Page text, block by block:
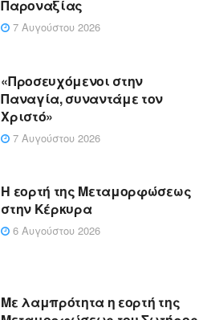
Παροναξίας
7 Αυγούστου 2026
«Προσευχόμενοι στην
Παναγία, συναντάμε τον
Χριστό»
7 Αυγούστου 2026
Η εορτή της Μεταμορφώσεως
στην Κέρκυρα
6 Αυγούστου 2026
Με λαμπρότητα η εορτή της